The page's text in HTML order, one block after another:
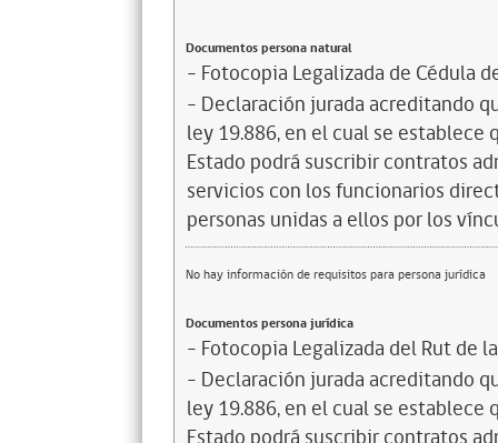
Documentos persona natural
- Fotocopia Legalizada de Cédula
- Declaración jurada acreditando
ley 19.886, en el cual se
Estado podrá suscribir contratos
servicios con los funcionarios
personas unidas a ellos por los
No hay información de requisitos para persona jurídica
Documentos persona jurídica
- Fotocopia Legalizada del Rut de
- Declaración jurada acreditando
ley 19.886, en el cual se